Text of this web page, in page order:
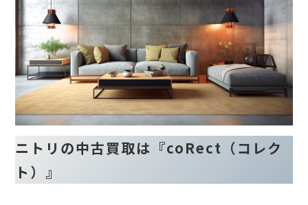
ニトリの中古買取は『coRect（コレク
ト）』